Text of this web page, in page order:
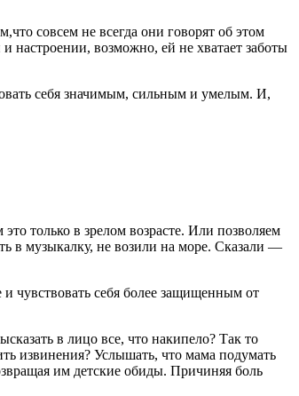
совсем не всегда они гово­рят об этом
настроении, возможно, ей не хватает заботы
себя значимым, сильным и умелым. И,
только в зрелом воз­расте. Или позволяем
в музыкалку, не возили на море. Сказали —
чувствовать себя более защищенным от
в лицо все, что накипе­ло? Так то
извинения? Услышать, что мама подумать
им детские обиды. Причиняя боль